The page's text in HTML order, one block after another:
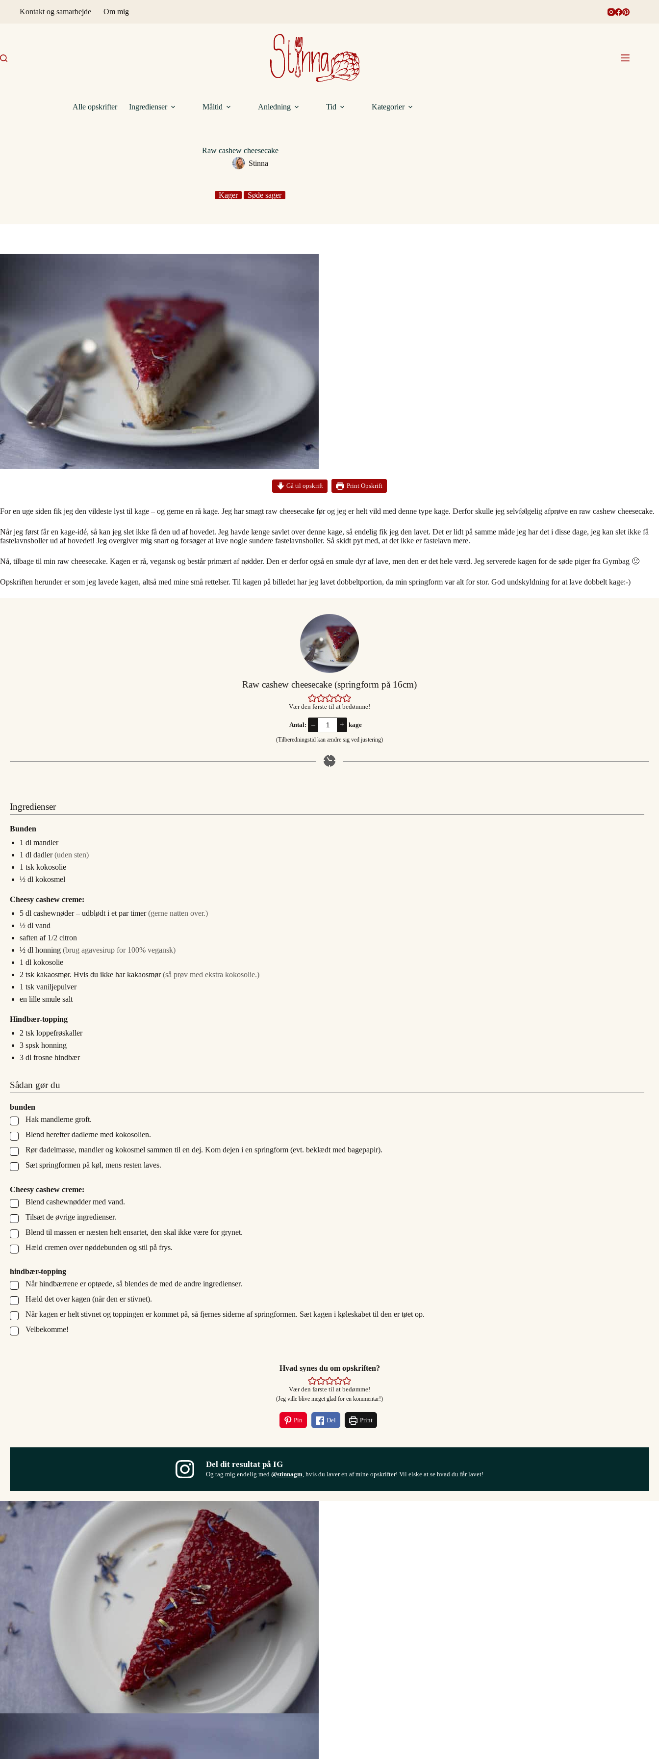
Kontakt og samarbejde Om mig
Alle opskrifter Ingredienser Måltid Anledning Tid Kategorier
Raw cashew cheesecake
Stinna
Kager Søde sager
Gå til opskrift Print Opskrift
For en uge siden fik jeg den vildeste lyst til kage – og gerne en rå kage. Jeg har smagt raw cheesecake før og jeg er helt vild med denne type kage. Derfor skulle jeg selvfølgelig afprøve en raw cashew cheesecake.
Når jeg først får en kage-idé, så kan jeg slet ikke få den ud af hovedet. Jeg havde længe savlet over denne kage, så endelig fik jeg den lavet. Det er lidt på samme måde jeg har det i disse dage, jeg kan slet ikke få
fastelavnsboller ud af hovedet! Jeg overgiver mig snart og forsøger at lave nogle sundere fastelavnsboller. Så skidt pyt med, at det ikke er fastelavn mere.
Nå, tilbage til min raw cheesecake. Kagen er rå, vegansk og består primært af nødder. Den er derfor også en smule dyr af lave, men den er det hele værd. Jeg serverede kagen for de søde piger fra Gymbag 🙂
Opskriften herunder er som jeg lavede kagen, altså med mine små rettelser. Til kagen på billedet har jeg lavet dobbeltportion, da min springform var alt for stor. God undskyldning for at lave dobbelt kage:-)
Raw cashew cheesecake (springform på 16cm)
Vær den første til at bedømme!
Antal: – + kage
(Tilberedningstid kan ændre sig ved justering)
Ingredienser
Bunden
1 dl mandler
1 dl dadler (uden sten)
1 tsk kokosolie
½ dl kokosmel
Cheesy cashew creme:
5 dl cashewnøder – udblødt i et par timer (gerne natten over.)
½ dl vand
saften af 1/2 citron
½ dl honning (brug agavesirup for 100% vegansk)
1 dl kokosolie
2 tsk kakaosmør. Hvis du ikke har kakaosmør (så prøv med ekstra kokosolie.)
1 tsk vaniljepulver
en lille smule salt
Hindbær-topping
2 tsk loppefrøskaller
3 spsk honning
3 dl frosne hindbær
Sådan gør du
bunden
▢
Hak mandlerne groft.
▢
Blend herefter dadlerne med kokosolien.
▢
Rør dadelmasse, mandler og kokosmel sammen til en dej. Kom dejen i en springform (evt. beklædt med bagepapir).
▢
Sæt springformen på køl, mens resten laves.
Cheesy cashew creme:
▢
Blend cashewnødder med vand.
▢
Tilsæt de øvrige ingredienser.
▢
Blend til massen er næsten helt ensartet, den skal ikke være for grynet.
▢
Hæld cremen over nøddebunden og stil på frys.
hindbær-topping
▢
Når hindbærrene er optøede, så blendes de med de andre ingredienser.
▢
Hæld det over kagen (når den er stivnet).
▢
Når kagen er helt stivnet og toppingen er kommet på, så fjernes siderne af springformen. Sæt kagen i køleskabet til den er tøet op.
▢
Velbekomme!
Hvad synes du om opskriften?
Vær den første til at bedømme!
(Jeg ville blive meget glad for en kommentar!)
Pin Del Print
Del dit resultat på IG
Og tag mig endelig med @stinnagm, hvis du laver en af mine opskrifter! Vil elske at se hvad du får lavet!